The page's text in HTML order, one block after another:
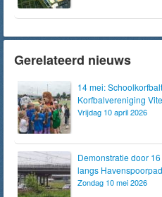
Gerelateerd nieuws
14 mei:
Korfbalvereniging
Vrijdag 10 april 2026
Demonstratie door
langs
Zondag 10 mei 2026